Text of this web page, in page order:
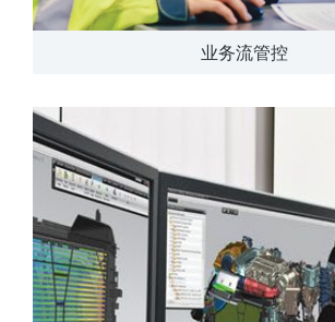
业务流管控